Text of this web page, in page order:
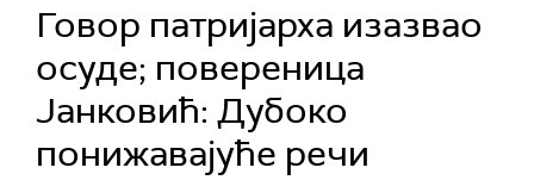
Говор патријарха изазвао
осуде; повереница
Јанковић: Дубоко
понижавајуће речи